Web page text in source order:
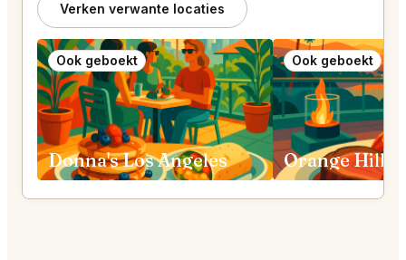
Verken verwante locaties
Ook geboekt
Donna's Los Angeles
Ook geboekt